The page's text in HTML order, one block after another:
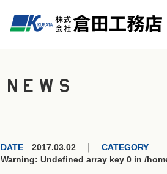
NEWS
DATE 2017.03.02 ｜ CATEGORY
Warning: Undefined array key 0 in /